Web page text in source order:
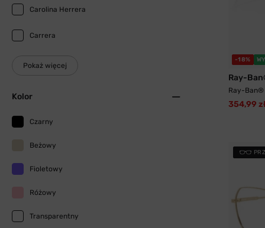
Carolina Herrera
Carrera
Pokaż więcej
Kolor
Czarny
Beżowy
Fioletowy
Różowy
Transparentny
-18%
Ray-
Ray-Ban®
354,99